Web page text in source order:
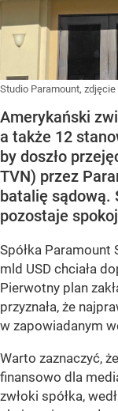
Studio Paramount,
Amerykański
a także 12
by doszło
TVN) przez
batalię sądową.
pozostaje
Spółka
mld USD chciała
Pierwotny plan
przyznała, że
w zapowiadanym
Warto zaznaczyć,
finansowo dla
zwłoki spółka,